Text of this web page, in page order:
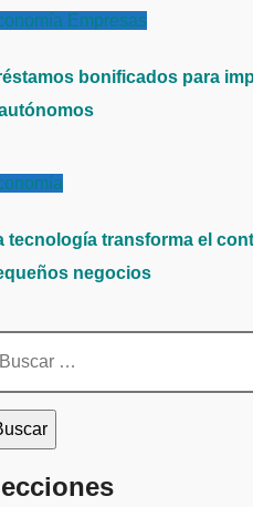
Empresas
bonificados para
tecnología transforma el
negocios